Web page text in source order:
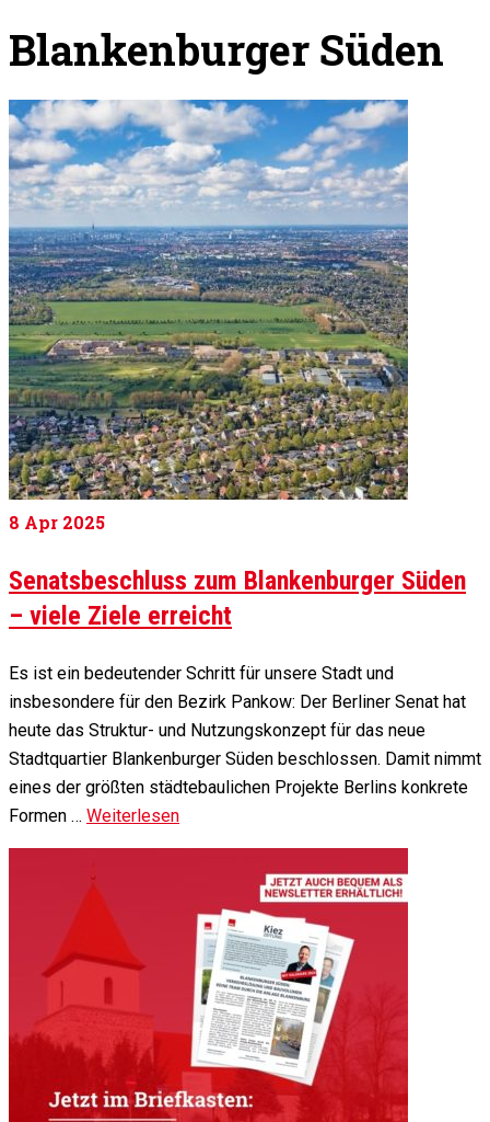
Blankenburger Süden
8 Apr 2025
Senatsbeschluss zum Blankenburger Süden
– viele Ziele erreicht
Es ist ein bedeutender Schritt für unsere Stadt und
insbesondere für den Bezirk Pankow: Der Berliner Senat hat
heute das Struktur- und Nutzungskonzept für das neue
Stadtquartier Blankenburger Süden beschlossen. Damit nimmt
eines der größten städtebaulichen Projekte Berlins konkrete
Formen … Weiterlesen